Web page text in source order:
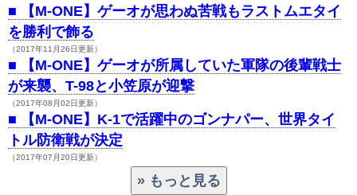
■
【M-ONE】ゲーオが思わぬ苦戦もラストムエタイ
を勝利で飾る
（2017年11月26日更新）
■
【M-ONE】ゲーオが所属していた軍隊の後輩戦士
が来襲、T-98と小笠原が迎撃
（2017年08月02日更新）
■
【M-ONE】K-1で活躍中のゴンナパー、世界タイ
トル防衛戦が決定
（2017年07月20日更新）